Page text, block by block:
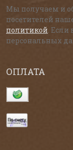
Мы получаем и
посетителей
политикой .
персональных
ОПЛАТА